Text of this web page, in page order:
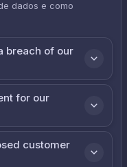
dados e como
breach of our
for our
customer